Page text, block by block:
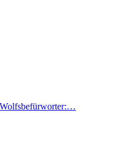
Wolfsbefürworter:…